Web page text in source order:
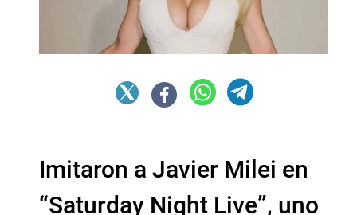
Imitaron a Javier Milei en
“Saturday Night Live”, uno